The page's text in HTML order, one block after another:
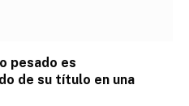
pesado es
de su título en una